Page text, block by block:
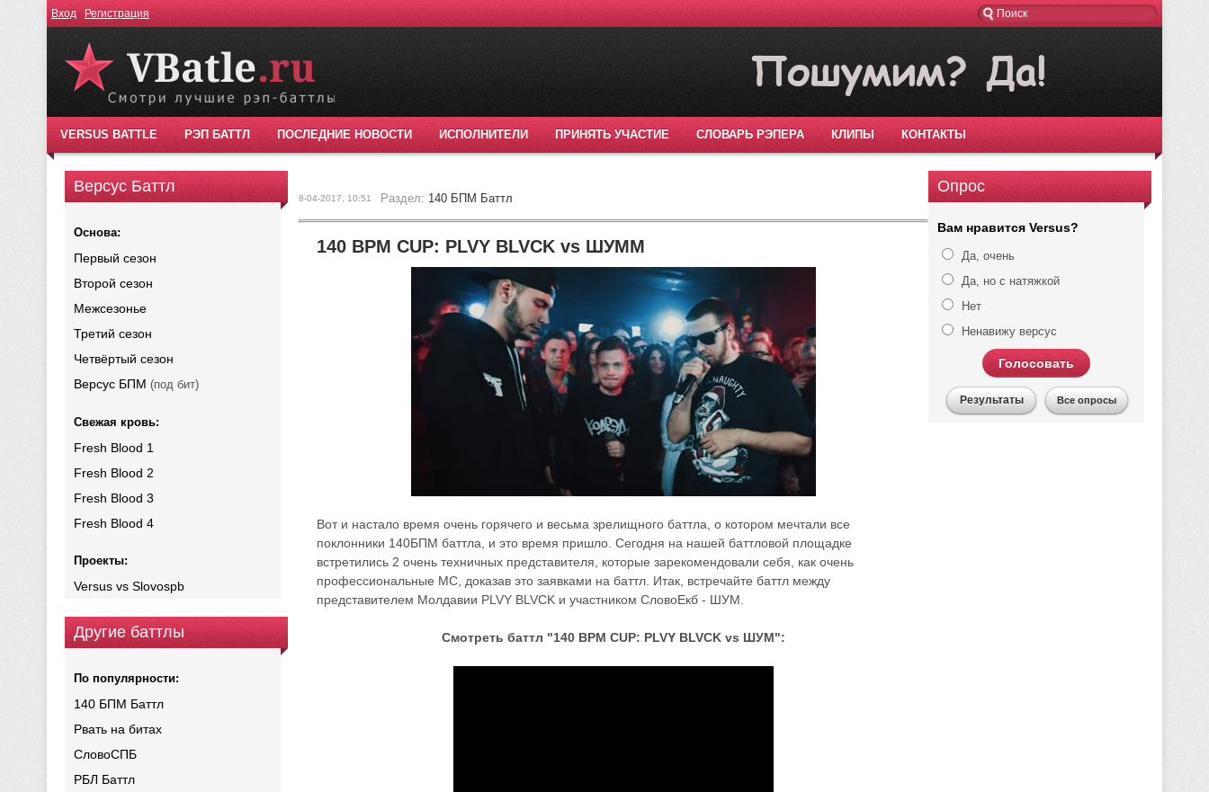
Вход Регистрация
VERSUS BATTLE РЭП БАТТЛ ПОСЛЕДНИЕ НОВОСТИ ИСПОЛНИТЕЛИ ПРИНЯТЬ УЧАСТИЕ СЛОВАРЬ РЭПЕРА КЛИПЫ КОНТАКТЫ
Версус Баттл
Основа:
Первый сезон
Второй сезон
Межсезонье
Третий сезон
Четвёртый сезон
Версус БПМ (под бит)
Свежая кровь:
Fresh Blood 1
Fresh Blood 2
Fresh Blood 3
Fresh Blood 4
Проекты:
Versus vs Slovospb
Другие баттлы
По популярности:
140 БПМ Баттл
Рвать на битах
СловоСПБ
РБЛ Баттл
8-04-2017, 10:51 Раздел: 140 БПМ Баттл
140 BPM CUP: PLVY BLVCK vs ШУММ
Вот и настало время очень горячего и весьма зрелищного баттла, о котором мечтали все
поклонники 140БПМ баттла, и это время пришло. Сегодня на нашей баттловой площадке
встретились 2 очень техничных представителя, которые зарекомендовали себя, как очень
профессиональные МС, доказав это заявками на баттл. Итак, встречайте баттл между
представителем Молдавии PLVY BLVCK и участником СловоЕкб - ШУМ.
Смотреть баттл "140 BPM CUP: PLVY BLVCK vs ШУМ":
Опрос
Вам нравится Versus?
Да, очень
Да, но с натяжкой
Нет
Ненавижу версус
Голосовать
Результаты Все опросы